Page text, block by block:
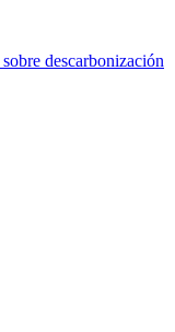
descarbonización